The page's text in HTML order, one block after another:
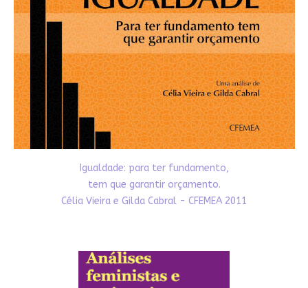
Igualdade: para ter fundamento,
tem que garantir orçamento.
Célia Vieira e Gilda Cabral - CFEMEA 2011